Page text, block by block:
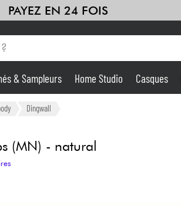
PAYEZ EN 24 FOIS
Amplis & Effets
Home Studio
& Sampleurs Home Studio Casques
Dingwall
(MN) - natural